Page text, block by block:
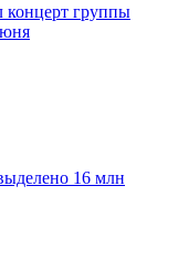
концерт группы
16 млн